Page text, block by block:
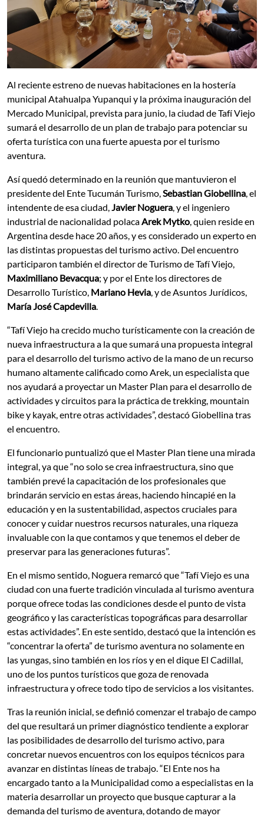
Al reciente estreno de nuevas habitaciones en la hostería
municipal Atahualpa Yupanqui y la próxima inauguración del
Mercado Municipal, prevista para junio, la ciudad de Tafí Viejo
sumará el desarrollo de un plan de trabajo para potenciar su
oferta turística con una fuerte apuesta por el turismo
aventura.
Así quedó determinado en la reunión que mantuvieron el
presidente del Ente Tucumán Turismo,Sebastian Giobellina, el
intendente de esa ciudad,Javier Noguera, y el ingeniero
industrial de nacionalidad polacaArek Mytko, quien reside en
Argentina desde hace 20 años, y es considerado un experto en
las distintas propuestas del turismo activo. Del encuentro
participaron también el director de Turismo de Tafí Viejo,
Maximiliano Bevacqua; y por el Ente los directores de
Desarrollo Turístico, Mariano Hevia, y de Asuntos Jurídicos,
María José Capdevilla.
“Tafí Viejo ha crecido mucho turísticamente con la creación de
nueva infraestructura a la que sumará una propuesta integral
para el desarrollo del turismo activo de la mano de un recurso
humano altamente calificado como Arek, un especialista que
nos ayudará a proyectar un Master Plan para el desarrollo de
actividades y circuitos para la práctica de trekking, mountain
bike y kayak, entre otras actividades”, destacó Giobellina tras
el encuentro.
El funcionario puntualizó que el Master Plan tiene una mirada
integral, ya que “no solo se crea infraestructura, sino que
también prevé la capacitación de los profesionales que
brindarán servicio en estas áreas, haciendo hincapié en la
educación y en la sustentabilidad, aspectos cruciales para
conocer y cuidar nuestros recursos naturales, una riqueza
invaluable con la que contamos y que tenemos el deber de
preservar para las generaciones futuras”.
En el mismo sentido, Noguera remarcó que “Tafí Viejo es una
ciudad con una fuerte tradición vinculada al turismo aventura
porque ofrece todas las condiciones desde el punto de vista
geográfico y las características topográficas para desarrollar
estas actividades”. En este sentido, destacó que la intención es
“concentrar la oferta” de turismo aventura no solamente en
las yungas, sino también en los ríos y en el dique El Cadillal,
uno de los puntos turísticos que goza de renovada
infraestructura y ofrece todo tipo de servicios a los visitantes.
Tras la reunión inicial, se definió comenzar el trabajo de campo
del que resultará un primer diagnóstico tendiente a explorar
las posibilidades de desarrollo del turismo activo, para
concretar nuevos encuentros con los equipos técnicos para
avanzar en distintas líneas de trabajo. “El Ente nos ha
encargado tanto a la Municipalidad como a especialistas en la
materia desarrollar un proyecto que busque capturar a la
demanda del turismo de aventura, dotando de mayor